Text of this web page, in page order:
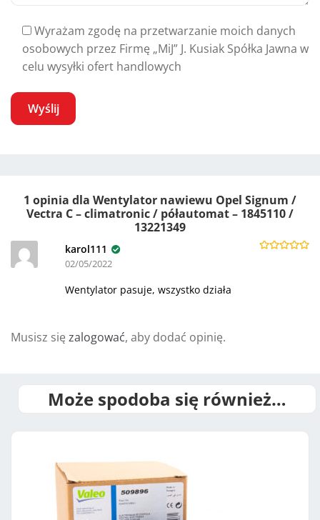
Wyrażam zgodę na przetwarzanie moich danych
osobowych przez Firmę „MiJ” J. Kusiak Spółka Jawna w
celu wysyłki ofert handlowych
n
:
1 opinia dla Wentylator nawiewu Opel Signum /
Vectra C – climatronic / półautomat – 1845110 /
13221349
karol111
02/05/2022
Wentylator pasuje, wszystko działa
Musisz się zalogować, aby dodać opinię.
Może spodoba się również…